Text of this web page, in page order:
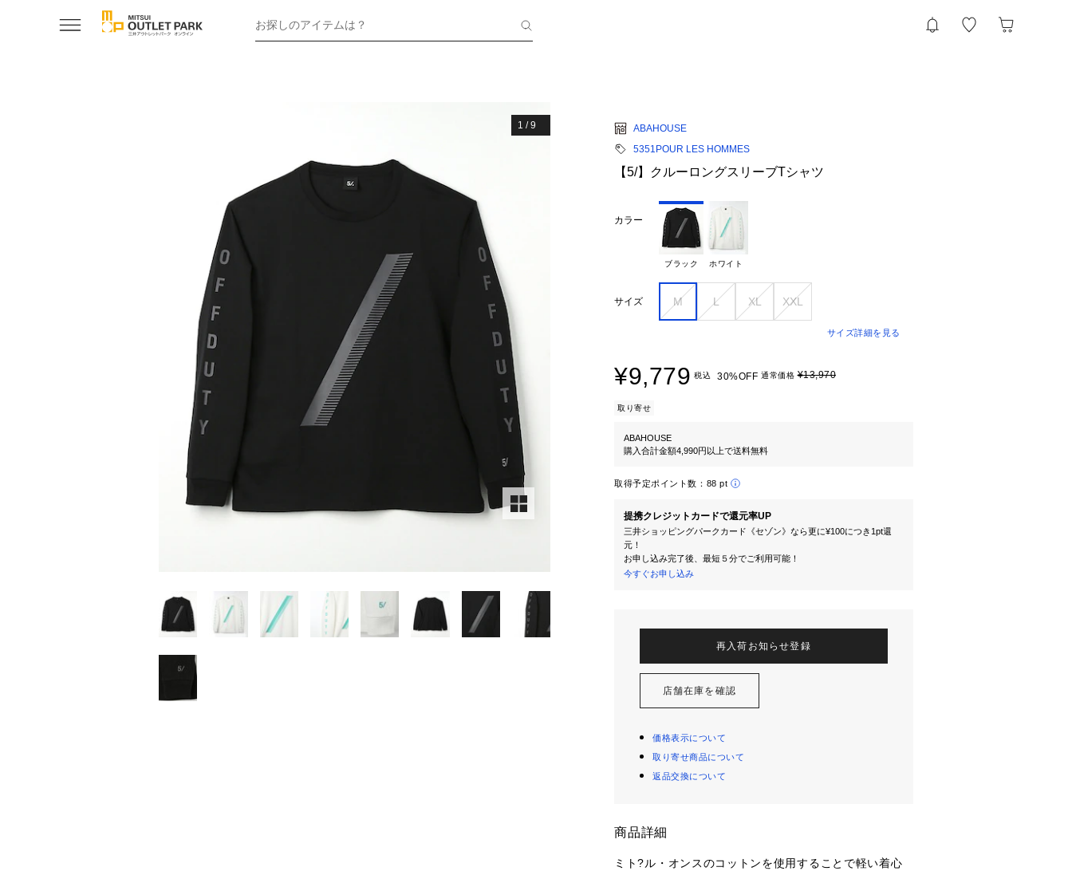
お探しのアイテムは？
1 /9
ABAHOUSE
5351POUR LES HOMMES
【5/】クルーロングスリーブTシャツ
カラー
ブラック ホワイト
サイズ M L XL XXL
サイズ詳細を見る
¥9,779 税込 30%OFF 通常価格¥13,970
取り寄せ
ABAHOUSE
購入合計金額4,990円以上で送料無料
取得予定ポイント数： 88 pt
提携クレジットカードで還元率UP
三井ショッピングパークカード《セゾン》なら更に¥100につき1pt還
元！
お申し込み完了後、最短５分でご利用可能！
今すぐお申し込み
再入荷お知らせ登録
店舗在庫を確認
価格表示について
取り寄せ商品について
返品交換について
商品詳細
ミト?ル・オンスのコットンを使用することで軽い着心